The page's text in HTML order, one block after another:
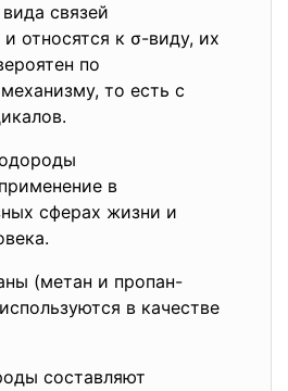
связей
относятся к σ-виду, их
по
то есть с
в
сферах жизни и
(метан и пpопан-
в качестве
составляют